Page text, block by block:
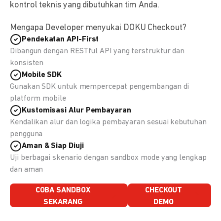
kontrol teknis yang dibutuhkan tim Anda.
Mengapa Developer menyukai DOKU Checkout?
Pendekatan API-First
Dibangun dengan RESTful API yang terstruktur dan
konsisten
Mobile SDK
Gunakan SDK untuk mempercepat pengembangan di
platform mobile
Kustomisasi Alur Pembayaran
Kendalikan alur dan logika pembayaran sesuai kebutuhan
pengguna
Aman & Siap Diuji
Uji berbagai skenario dengan sandbox mode yang lengkap
dan aman
COBA SANDBOX
SEKARANG
CHECKOUT
DEMO